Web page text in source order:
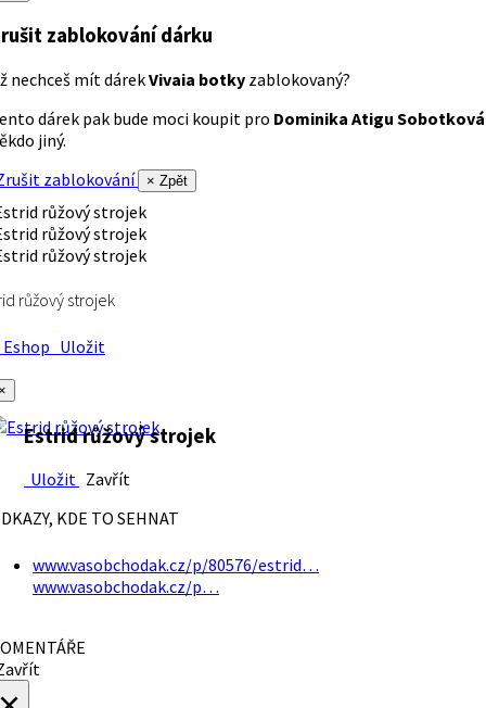
zablokování dárku
nechceš mít dárekVivaia botky zablokovaný?
dárek pak bude moci koupit pro Dominika Atigu Sobotková
jiný.
zablokování
× Zpět
růžový strojek
Uložit
Estrid růžový strojek
Uložit Zavřít
KDE TO SEHNAT
www.vasobchodak.cz/p/80576/estrid…
www.vasobchodak.cz/p…